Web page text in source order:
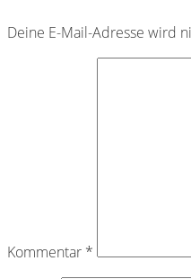
Deine E-Mail-Adresse wird
Kommentar *